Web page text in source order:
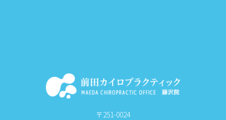
〒251-0024